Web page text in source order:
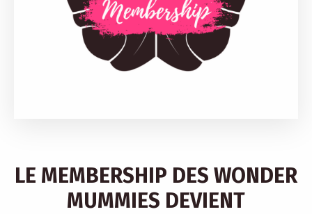
LE MEMBERSHIP DES WONDER
MUMMIES DEVIENT